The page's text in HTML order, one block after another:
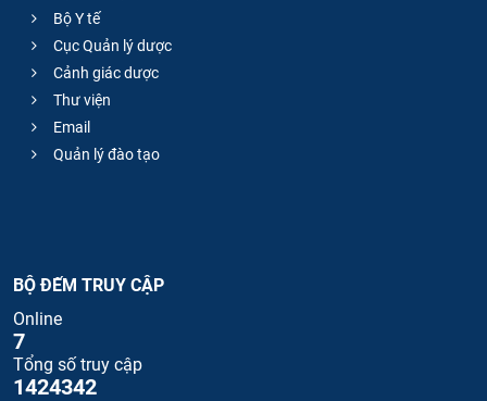
Bộ Y tế
Cục Quản lý dược
Cảnh giác dược
Thư viện
Email
Quản lý đào tạo
BỘ ĐẾM TRUY CẬP
Online
7
Tổng số truy cập
1424342